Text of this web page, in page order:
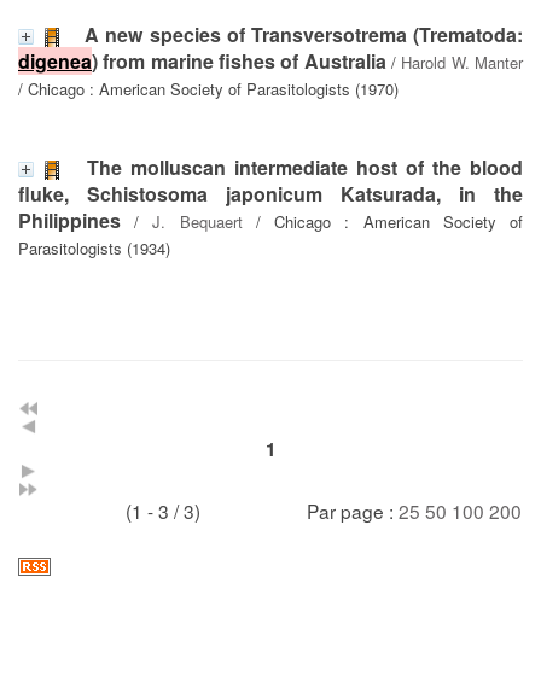
A new species of Transversotrema (Trematoda:
digenea) from marine fishes of Australia/ Harold W. Manter
/ Chicago : American Society of Parasitologists (1970)
The molluscan intermediate host of the blood
fluke, Schistosoma japonicum Katsurada, in the
Philippines /J. Bequaert/ Chicago : American Society of
Parasitologists (1934)
1
(1 - 3 / 3) Par page : 25 50 100 200